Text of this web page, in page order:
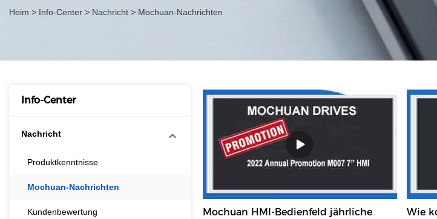
Heim > Info-Center > Nachricht > Mochuan-Nachrichten
Info-Center
Nachricht
Produktkenntnisse
Mochuan-Nachrichten
Kundenbewertung
Mochuan HMI-Bedienfeld jährliche
Wie